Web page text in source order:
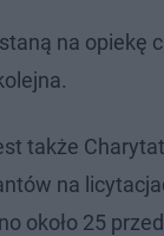
na opiekę
także
na
około 25